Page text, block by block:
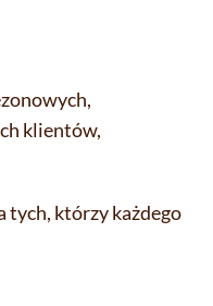
klientów,
tych, którzy każdego